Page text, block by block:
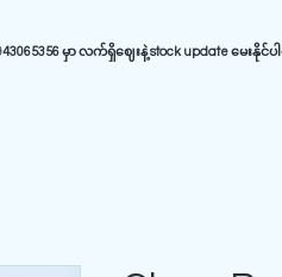
မှာ လက်ရှိဈေးနဲ့ stock update မေးနိုင်